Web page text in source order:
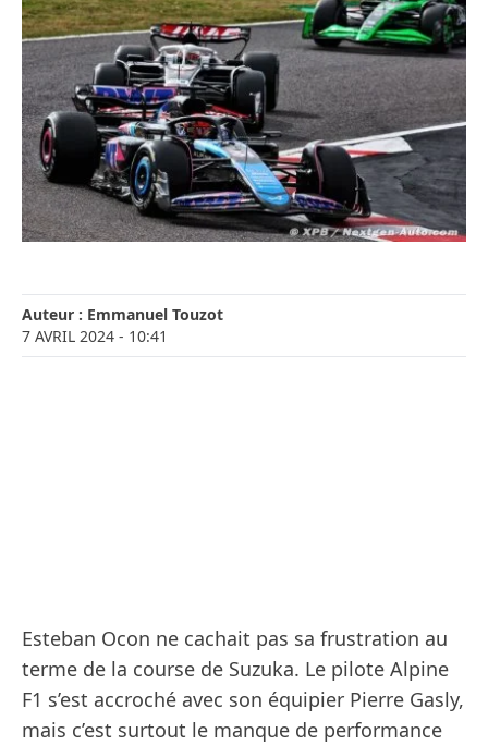
Auteur : Emmanuel Touzot
7 AVRIL 2024 - 10:41
Esteban Ocon ne cachait pas sa frustration au
terme de la course de Suzuka. Le pilote Alpine
F1 s’est accroché avec son équipier Pierre Gasly,
mais c’est surtout le manque de performance